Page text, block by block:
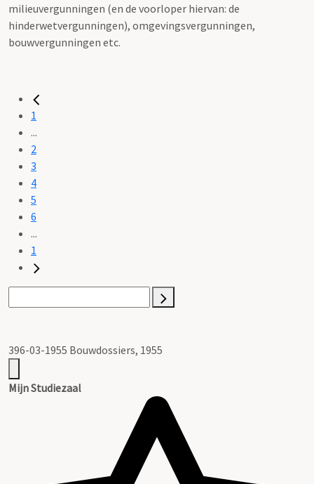
milieuvergunningen (en de voorloper hiervan: de
hinderwetvergunningen), omgevingsvergunningen,
bouwvergunningen etc.
1
...
2
3
4
5
6
...
1
396-03-1955 Bouwdossiers, 1955
Mijn Studiezaal